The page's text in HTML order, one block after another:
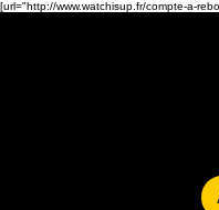
[url="http://www.watchisup.fr/compte-a-